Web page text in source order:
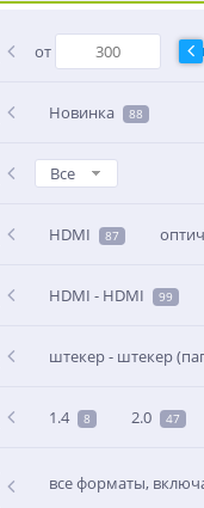
от
Новинка 88
Все
HDMI 87
HDMI - HDMI 99
штекер - штекер
1.4 8 2.0 47
все форматы,